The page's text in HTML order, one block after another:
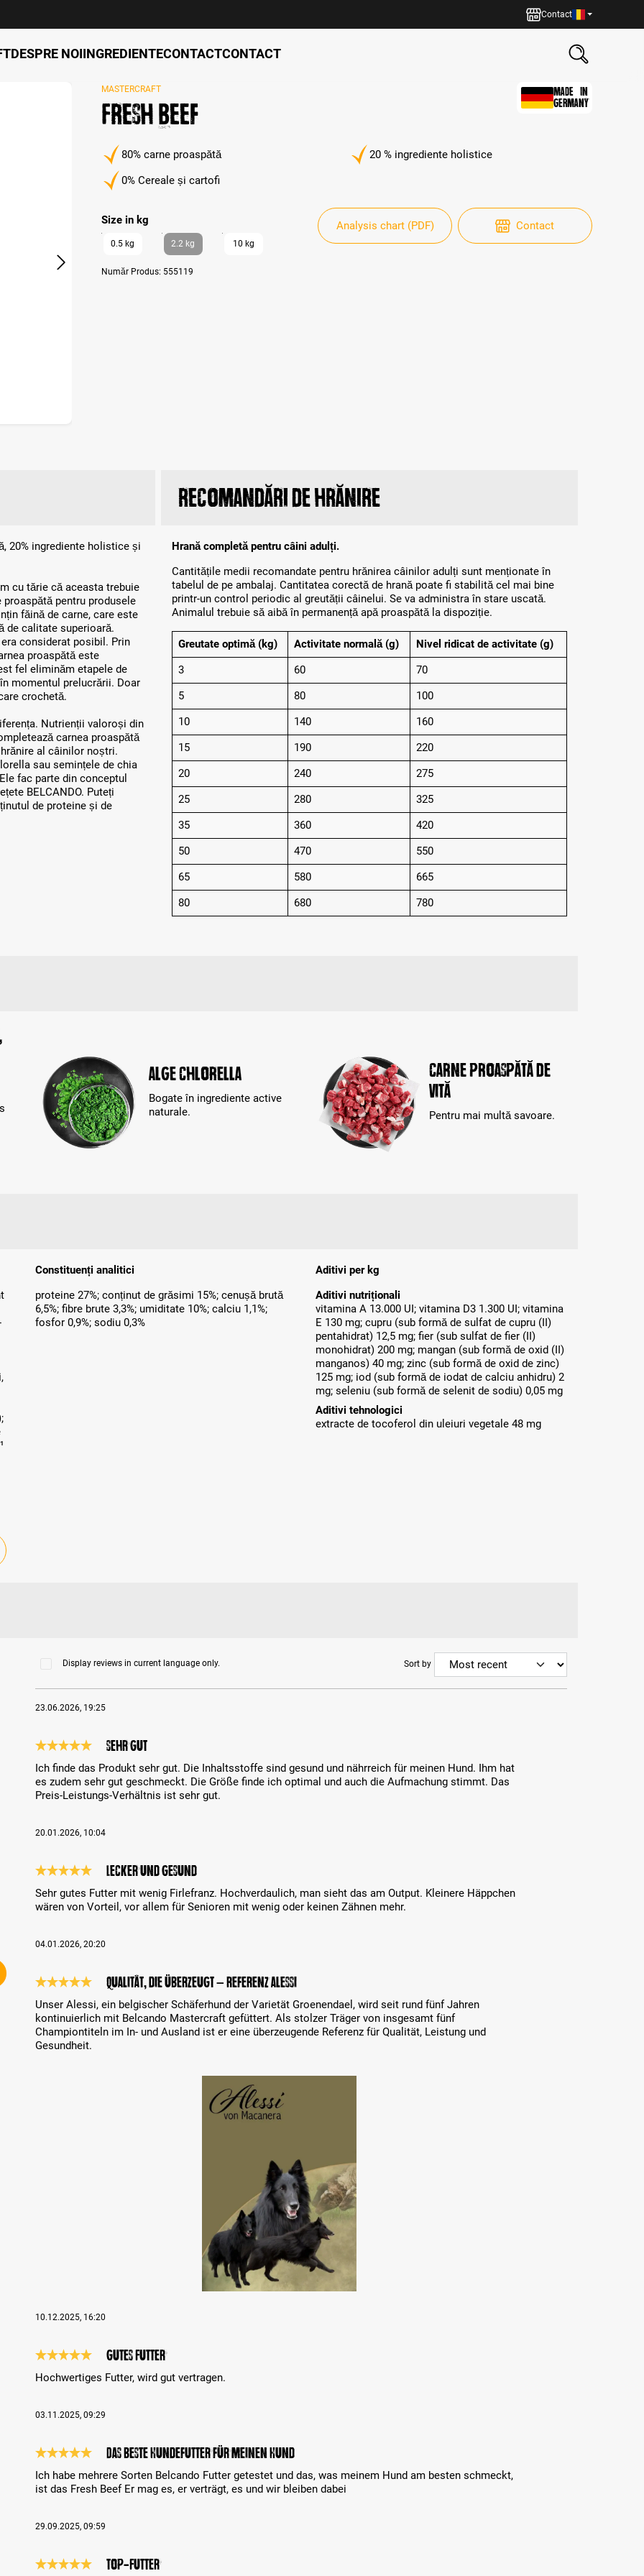
Contact
DESPRE NOIINGREDIENTECONTACTCONTACT
MASTERCRAFT
Fresh Beef
MADE IN
GERMANY
80% carne proaspătă
20 % ingrediente holistice
0% Cereale și cartofi
Select
Size in kg
0.5 kg 2.2 kg 10 kg
Număr Produs: 555119
Analysis chart (PDF) Contact
20% ingrediente holistice și
cu tărie că aceasta trebuie
pentru produsele
făină de carne, care este
de calitate superioară.
considerat posibil. Prin
proaspătă este
fel eliminăm etapele de
momentul prelucrării. Doar
crochetă.
Nutrienții valoroși din
carnea proaspătă
al câinilor noștri.
sau semințele de chia
fac parte din conceptul
BELCANDO. Puteți
de proteine și de
Alge Chlorella
Bogate în ingrediente active
naturale.
Carne proaspătă de
vită
Pentru mai multă savoare.
Recomandări de hrănire
Hrană completă pentru câini adulți.
Cantitățile medii recomandate pentru hrănirea câinilor adulți sunt menționate în
tabelul de pe ambalaj. Cantitatea corectă de hrană poate fi stabilită cel mai bine
printr-un control periodic al greutății câinelui. Se va administra în stare uscată.
Animalul trebuie să aibă în permanență apă proaspătă la dispoziție.
Greutate optimă (kg) Activitate normală (g)
Nivel ridicat de activitate (g)
3
60
70
5
80
100
10
140
160
15
190
220
20
240
275
25
280
325
35
360
420
50
470
550
65
580
665
80
680 780
Constituenți analitici
proteine 27%; conținut de grăsimi 15%; cenușă brută
6,5%; fibre brute 3,3%; umiditate 10%; calciu 1,1%;
fosfor 0,9%; sodiu 0,3%
Aditivi per kg
Aditivi nutriționali
vitamina A 13.000 UI; vitamina D3 1.300 UI; vitamina
E 130 mg; cupru (sub formă de sulfat de cupru (II)
pentahidrat) 12,5 mg; fier (sub sulfat de fier (II)
monohidrat) 200 mg; mangan (sub formă de oxid (II)
manganos) 40 mg; zinc (sub formă de oxid de zinc)
125 mg; iod (sub formă de iodat de calciu anhidru) 2
mg; seleniu (sub formă de selenit de sodiu) 0,05 mg
Aditivi tehnologici
extracte de tocoferol din uleiuri vegetale 48 mg
Display reviews in current language only. Sort by
23.06.2026, 19:25
Sehr gut
Ich finde das Produkt sehr gut. Die Inhaltsstoffe sind gesund und nährreich für meinen Hund. Ihm hat
es zudem sehr gut geschmeckt. Die Größe finde ich optimal und auch die Aufmachung stimmt. Das
Preis-Leistungs-Verhältnis ist sehr gut.
20.01.2026, 10:04
Lecker und gesund
Sehr gutes Futter mit wenig Firlefranz. Hochverdaulich, man sieht das am Output. Kleinere Häppchen
wären von Vorteil, vor allem für Senioren mit wenig oder keinen Zähnen mehr.
04.01.2026, 20:20
Review with rating of 5 out of 5 stars
Qualität, die überzeugt – Referenz Alessi
Unser Alessi, ein belgischer Schäferhund der Varietät Groenendael, wird seit rund fünf Jahren
kontinuierlich mit Belcando Mastercraft gefüttert. Als stolzer Träger von insgesamt fünf
Championtiteln im In- und Ausland ist er eine überzeugende Referenz für Qualität, Leistung und
Gesundheit.
10.12.2025, 16:20
Gutes Futter
Hochwertiges Futter, wird gut vertragen.
03.11.2025, 09:29
Das beste Hundefutter für meinen Hund
Ich habe mehrere Sorten Belcando Futter getestet und das, was meinem Hund am besten schmeckt,
ist das Fresh Beef Er mag es, er verträgt, es und wir bleiben dabei
29.09.2025, 09:59
Top-Futter